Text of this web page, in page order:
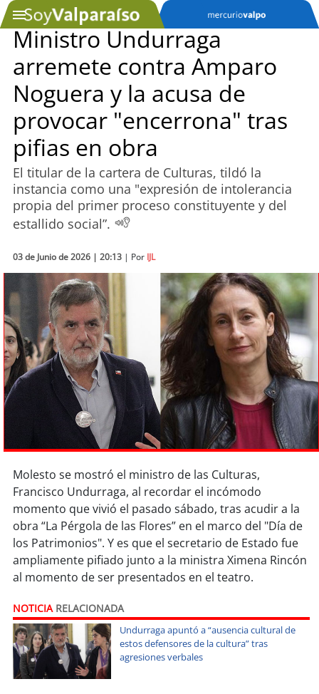
Podcast
Actualidad
Entretención
Economía
Deportes
Tecnología
Sostenibilidad
soychile
soy arica
iquique
soy
antofagasta
soycopiapó
soyvalparaíso
soy quillota
soysanantonio
soychillán
Ministro Undurraga
arremete contra Amparo
Noguera y la acusa de
provocar "encerrona" tras
pifias en obra
El titular de la cartera de Culturas, tildó la
instancia como una "expresión de intolerancia
propia del primer proceso constituyente y del
estallido social”.
03 de Junio de 2026 | 20:13 | Por IJL
Molesto se mostró el ministro de las Culturas,
Francisco Undurraga, al recordar el incómodo
momento que vivió el pasado sábado, tras acudir a la
obra “La Pérgola de las Flores” en el marco del "Día de
los Patrimonios". Y es que el secretario de Estado fue
ampliamente pifiado junto a la ministra Ximena Rincón
al momento de ser presentados en el teatro.
NOTICIARELACIONADA
Undurraga apuntó a “ausencia cultural de
estos defensores de la cultura” tras
agresiones verbales